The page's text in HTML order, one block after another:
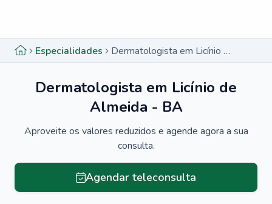
Especialidades Dermatologista em Licínio de Almeida - BA
Dermatologista em Licínio de
Almeida - BA
Aproveite os valores reduzidos e agende agora a sua
consulta.
Agendar teleconsulta